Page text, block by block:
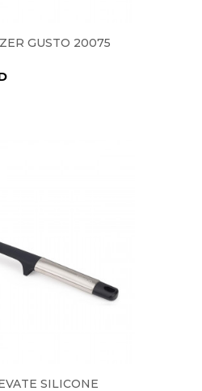
GUSTO 20075
SILICONE